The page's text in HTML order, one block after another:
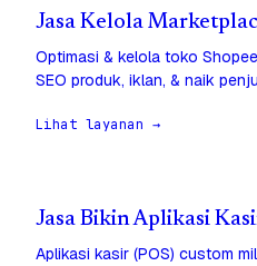
Jasa Kelola
Optimasi & kelola toko
SEO produk, iklan, & naik
Lihat layanan →
Jasa Bikin Aplikasi
Aplikasi kasir (POS) custom